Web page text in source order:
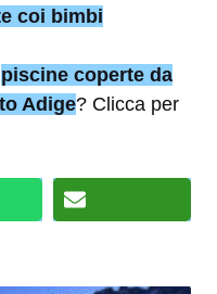
coi bimbi
piscine coperte da
Adige? Clicca per